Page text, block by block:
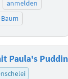
anmelden
Paula's